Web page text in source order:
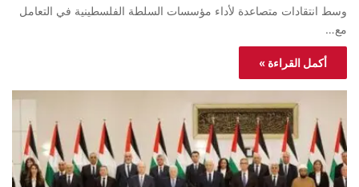
وسط انتقادات متصاعدة لأداء مؤسسات السلطة الفلسطينية في التعامل
مع…
أكمل القراءة »